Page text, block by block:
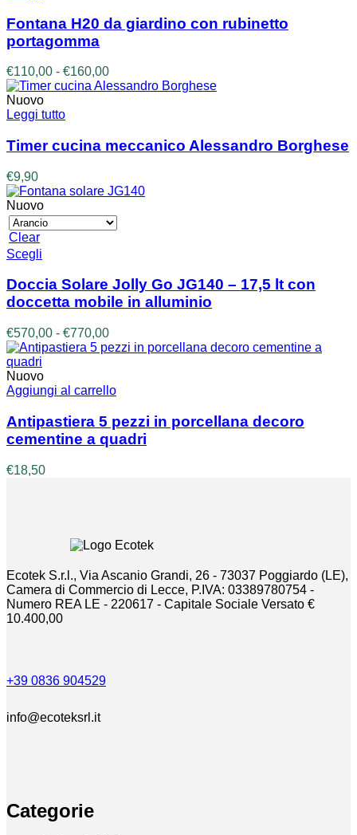
prodotto
ha
più
varianti.
Le
opzioni
possono
essere
scelte
pagina
Fontana H20 da giardino con rubinetto
portagomma
€110,00 - €160,00Fascia
di
a
€160,00
Nuovo
Leggi tutto
Timer cucina meccanico Alessandro Borghese
€9,90
Nuovo
Clear
Scegli
ha
più
varianti.
Le
opzioni
possono
essere
scelte
nella
del
prodotto
Doccia Solare Jolly Go JG140 – 17,5 lt con
doccetta mobile in alluminio
€570,00 - €770,00Fascia
di
€570,00
€770,00
Nuovo
Aggiungi al carrello
Antipastiera 5 pezzi in porcellana decoro
cementine a quadri
€18,50
Ecotek S.r.l., Via Ascanio Grandi, 26 - 73037 Poggiardo (LE),
Camera di Commercio di Lecce, P.IVA: 03389780754 -
Numero REA LE - 220617 - Capitale Sociale Versato €
10.400,00
+39 0836 904529
info@ecoteksrl.it
Categorie